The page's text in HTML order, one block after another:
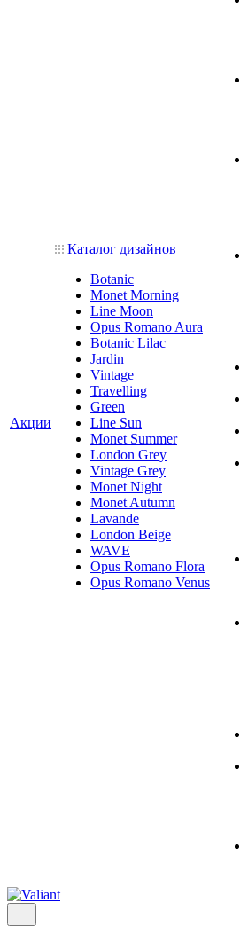
Акции
Каталог дизайнов
Botanic
Monet Morning
Line Moon
Opus Romano Aura
Botanic Lilac
Jardin
Vintage
Travelling
Green
Line Sun
Monet Summer
London Grey
Vintage Grey
Monet Night
Monet Autumn
Lavande
London Beige
WAVE
Opus Romano Flora
Opus Romano Venus